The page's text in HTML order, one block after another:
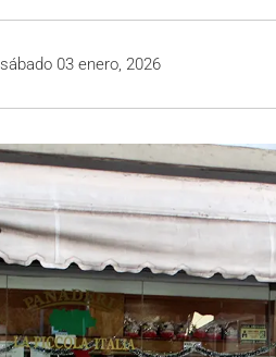
sábado 03 enero, 2026